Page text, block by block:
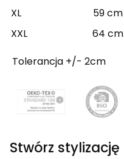
XL
59 cm
XXL
64 cm
Tolerancja +/- 2cm
Stwórz stylizację